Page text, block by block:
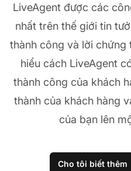
LiveAgent được các
nhất trên thế giới tin
thành công và lời
hiểu cách LiveAgent
thành công của khách
thành của khách hàng
của bạn lên
Cho tôi biết thêm